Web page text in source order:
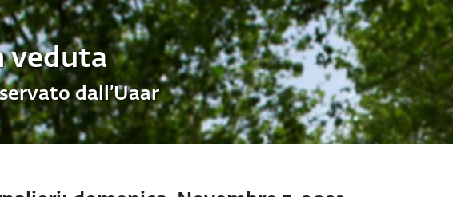
veduta
dall’Uaar